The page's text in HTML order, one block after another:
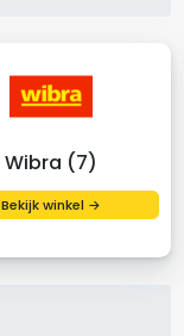
Wibra (7)
Bekijk winkel →